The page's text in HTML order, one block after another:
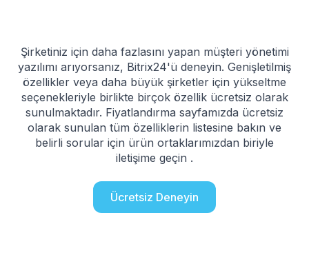
Şirketiniz için daha fazlasını yapan müşteri yönetimi
yazılımı arıyorsanız, Bitrix24'ü deneyin. Genişletilmiş
özellikler veya daha büyük şirketler için yükseltme
seçenekleriyle birlikte birçok özellik ücretsiz olarak
sunulmaktadır. Fiyatlandırma sayfamızda ücretsiz
olarak sunulan tüm özelliklerin listesine bakın ve
belirli sorular için ürün ortaklarımızdan biriyle
iletişime geçin .
Ücretsiz Deneyin